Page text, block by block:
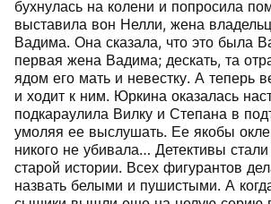
бухнулась на колени и попросила
выставила вон Нелли, жена
Вадима. Она сказала, что это была
первая жена Вадима; дескать, та
ядом его мать и невестку. А теперь
и ходит к ним. Юркина оказалась
подкараулила Вилку и Степана в
умоляя ее выслушать. Ее якобы
никого не убивала… Детективы
старой истории. Всех фигурантов
назвать белыми и пушистыми. А